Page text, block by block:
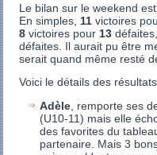
Le bilan sur le weekend
En simples, 11 victoires
8 victoires pour 13
défaites. Il aurait pu être
serait quand même resté
Voici le détails des
Adèle , remporte ses
(U10-11) mais elle
des favorites du
partenaire. Mais 3